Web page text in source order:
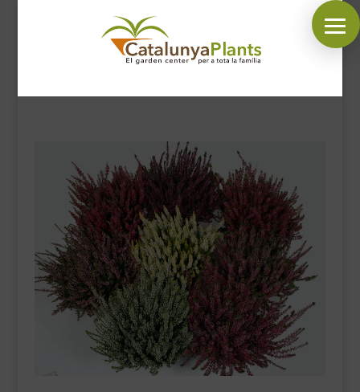
SÍGUENOS EN:
COMPLEMENTOS JARDÍN
MASCOTAS
DECORACIÓN
HORARIO GARDEN
___________________________